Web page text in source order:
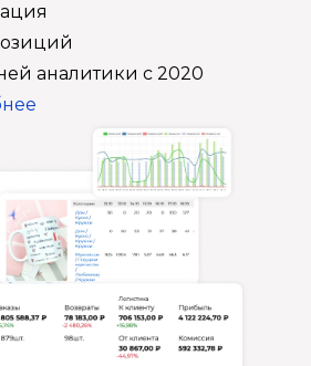
аналитики с 2020